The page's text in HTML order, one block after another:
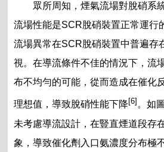
眾所周知，煙氣流場對脫硝系
流場性能是SCR脫硝裝置正常運行
流場異常在SCR脫硝裝置中普遍存
視。在導流條件不佳的情況下，流
布不均勻的可能，從而造成在催化
理想值，導致脫硝性能下降 [6] 。如
未考慮導流設計，在豎直煙道段存
象，導致催化劑入口氨濃度分布極